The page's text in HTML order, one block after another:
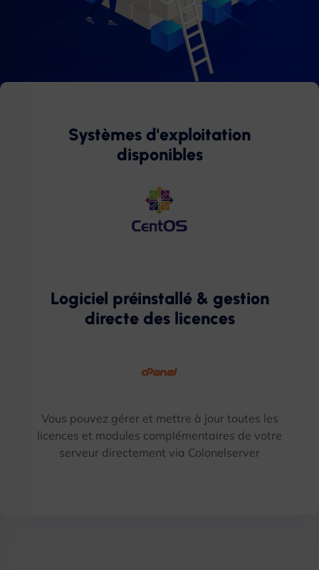
Systèmes d'exploitation
disponibles
Logiciel préinstallé & gestion
directe des licences
Vous pouvez gérer et mettre à jour toutes les
licences et modules complémentaires de votre
serveur directement via Colonelserver